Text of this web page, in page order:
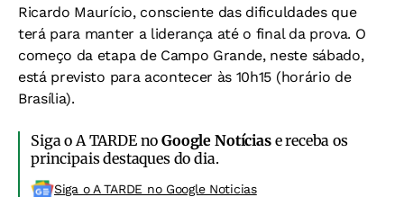
Ricardo Maurício, consciente das dificuldades que
terá para manter a liderança até o final da prova. O
começo da etapa de Campo Grande, neste sábado,
está previsto para acontecer às 10h15 (horário de
Brasília).
Siga o A TARDE noGoogle Notíciase receba os
principais destaques do dia.
Siga o A TARDE no Google Noticias